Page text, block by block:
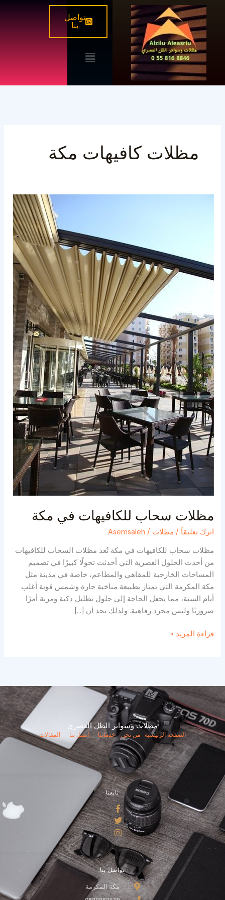
تخطي
المحتوى
تواصل
بنا
القائمة
مظلات كافيهات مكة
مظلات سحاب للكافيهات في مكة
اترك تعليقاً / مظلات /
Asemsaleh
مظلات سحاب للكافيهات في مكة تُعد مظلات السحاب للكافيهات
من أحدث الحلول العصرية التي أحدثت تحولًا كبيرًا في تصميم
المساحات الخارجية للمقاهي والمطاعم، خاصة في مدينة مثل
مكة المكرمة التي تمتاز بطبيعة مناخية حارة وشمس قوية أغلب
أيام السنة، مما يجعل الحاجة إلى حلول تظليل ذكية ومرنة أمرًا
ضروريًا وليس مجرد رفاهية. ولذلك نجد أن […]
قراءة المزيد »
تواصل بنا
مكة المكرمة
تابعنا
مظلات وسواتر الظل العصري
الصفحة الرئيسية من نحن خدماتنا اتصل بنا المقالات